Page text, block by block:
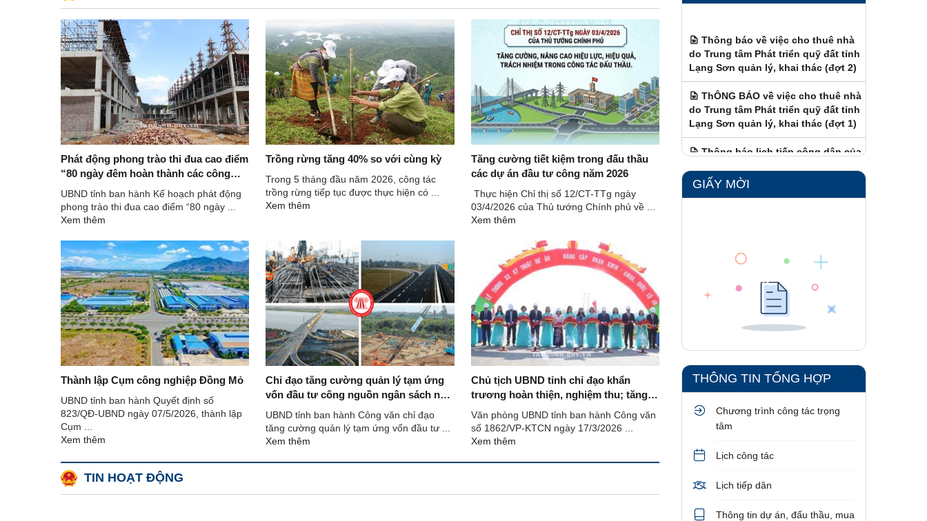
Phát động phong trào thi đua cao điểm
“80 ngày đêm hoàn thành các công
trình, dự án xây dựng Trường Phổ
thông nội trú liên cấp Tiểu học và
Trung học cơ sở tại các xã biên giới
UBND tỉnh ban hành Kế hoạch phát động
phong trào thi đua cao điểm “80 ngày ...
Xem thêm
Trồng rừng tăng 40% so với cùng kỳ
Trong 5 tháng đầu năm 2026, công tác
trồng rừng tiếp tục được thực hiện có ...
Xem thêm
Tăng cường tiết kiệm trong đấu thầu
các dự án đầu tư công năm 2026
Thực hiện Chỉ thị số 12/CT-TTg ngày
03/4/2026 của Thủ tướng Chính phủ về ...
Xem thêm
Thành lập Cụm công nghiệp Đồng Mỏ
UBND tỉnh ban hành Quyết định số
823/QĐ-UBND ngày 07/5/2026, thành lập
Cụm ...
Xem thêm
Chỉ đạo tăng cường quản lý tạm ứng
vốn đầu tư công nguồn ngân sách nhà
nước và thu hồi tạm ứng vốn đầu tư
quá hạn
UBND tỉnh ban hành Công văn chỉ đạo
tăng cường quản lý tạm ứng vốn đầu tư ...
Xem thêm
Chủ tịch UBND tỉnh chỉ đạo khẩn
trương hoàn thiện, nghiệm thu; tăng
cường quản lý hành lang an toàn
đường bộ và quỹ đất công của Dự án
nâng cấp đoạn Km18 - Km80, Quốc lộ
Văn phòng UBND tỉnh ban hành Công văn
số 1862/VP-KTCN ngày 17/3/2026 ...
Xem thêm
TIN HOẠT ĐỘNG
do Trung tâm Phát triển quỹ đất tỉnh
Lạng Sơn quản lý, khai thác (đợt 2)
do Trung tâm Phát triển quỹ đất tỉnh
Lạng Sơn quản lý, khai thác (đợt 1)
Ban Quản lý Khu kinh tế cửa khẩu
GIẤY MỜI
THÔNG TIN TỔNG HỢP
Chương trình công tác trọng
tâm
Lịch công tác
Lịch tiếp dân
Thông tin dự án, đấu thầu, mua